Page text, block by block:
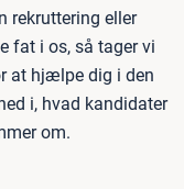
rekruttering eller
fat i os, så tager vi
at hjælpe dig i den
i, hvad kandidater
om.